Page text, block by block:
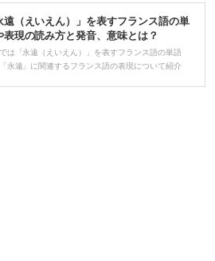
遠（えいえん）」を表すフランス語の単
表現の読み方と発音、意味とは？
は「永遠（えいえん）」を表すフランス語の単語
永遠」に関連するフランス語の表現について紹介